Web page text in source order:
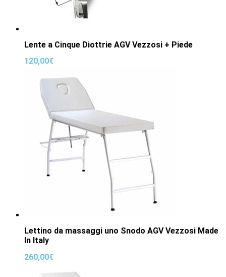
Lente a Cinque Diottrie AGV Vezzosi + Piede
120,00€
Lettino da massaggi uno Snodo AGV Vezzosi Made
In Italy
260,00€